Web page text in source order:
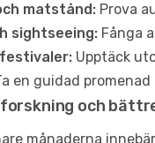
matstånd: Prova
sightseeing: Fånga
Upptäck
en guidad
och
månaderna